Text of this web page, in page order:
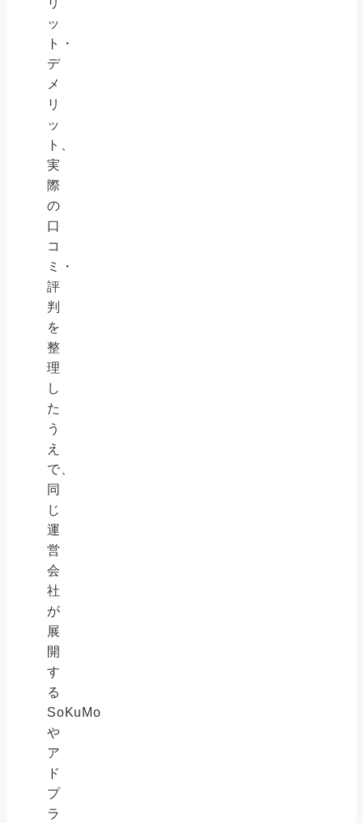
ッ
ト・
デ
メ
リ
ッ
ト、
実
際
の
口
コ
ミ・
評
判
を
整
理
し
た
う
え
で、
同
じ
運
営
会
社
が
展
開
す
る
SoKuMo
や
ア
ド
プ
ラ